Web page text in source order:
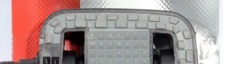
media 0 in modaal